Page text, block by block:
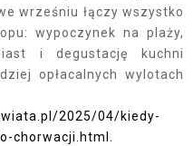
wrześniu łączy wszystko
wypoczynek na plaży,
i degustację kuchni
opłacalnych wylotach
2025/04/kiedy-
chorwacji.html.